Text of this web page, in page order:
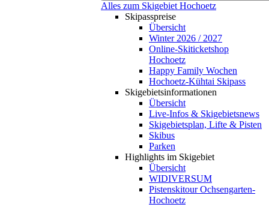
Alles zum Skigebiet Hochoetz
Skipasspreise
Übersicht
Winter 2026 / 2027
Online-Skiticketshop
Hochoetz
Happy Family Wochen
Hochoetz-Kühtai Skipass
Skigebietsinformationen
Übersicht
Live-Infos & Skigebietsnews
Skigebietsplan, Lifte & Pisten
Skibus
Parken
Highlights im Skigebiet
Übersicht
WIDIVERSUM
Pistenskitour Ochsengarten-
Hochoetz